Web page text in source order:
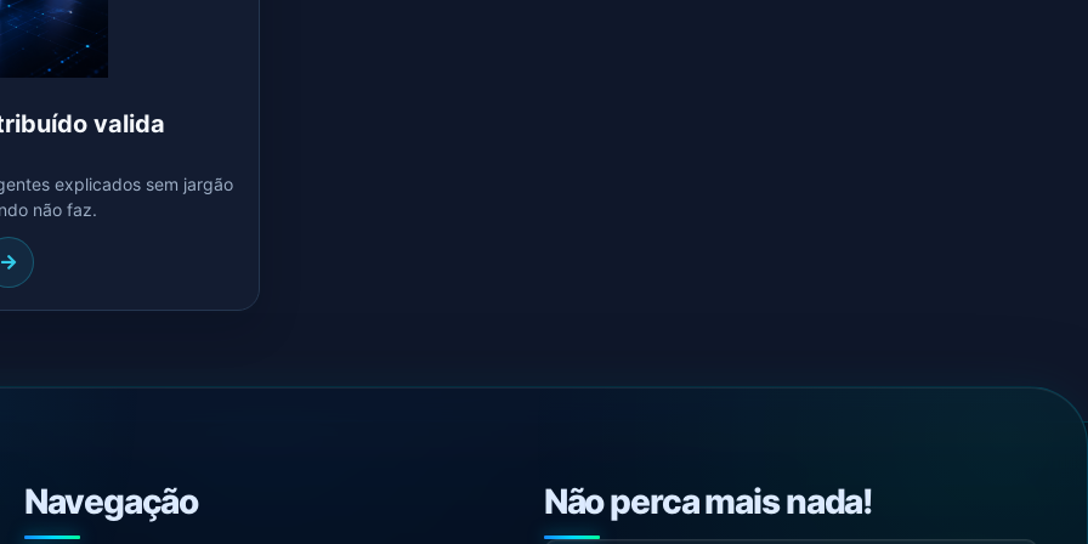
valida
explicados sem jargão
não faz.
Navegação Não perca mais nada!